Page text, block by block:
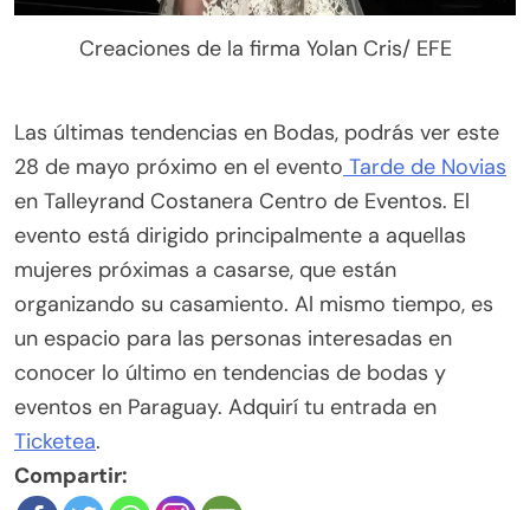
Creaciones de la firma Yolan Cris/ EFE
Las últimas tendencias en Bodas, podrás ver este
28 de mayo próximo en el evento Tarde de Novias
en Talleyrand Costanera Centro de Eventos. El
evento está dirigido principalmente a aquellas
mujeres próximas a casarse, que están
organizando su casamiento. Al mismo tiempo, es
un espacio para las personas interesadas en
conocer lo último en tendencias de bodas y
eventos en Paraguay. Adquirí tu entrada en
Ticketea.
Compartir: